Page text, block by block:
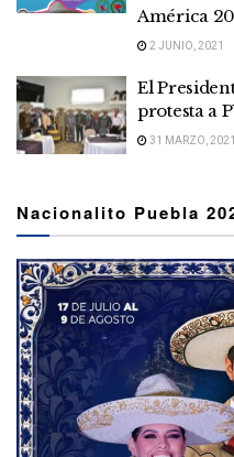
América
2 JUNIO, 2021
El
protesta a
31 MARZO, 2021
Nacionalito Puebla